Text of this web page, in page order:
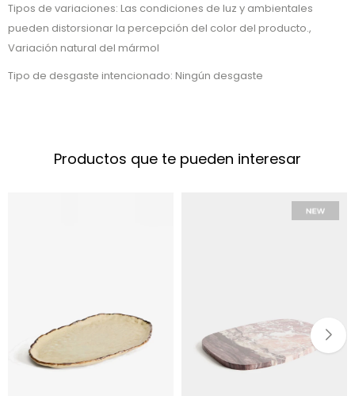
Tipos de variaciones: Las condiciones de luz y ambientales
pueden distorsionar la percepción del color del producto.,
Variación natural del mármol
Tipo de desgaste intencionado: Ningún desgaste
Productos que te pueden interesar